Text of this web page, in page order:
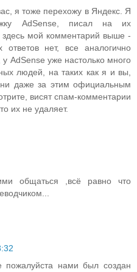
я тоже перехожу в Яндекс. Я
AdSense, писал на их
мой комментарий выше -
ответов нет, все аналогично
AdSense уже настолько много
людей, на таких как я и вы,
даже за этим официальным
висят спам-комментарии
их не удаляет.
общаться ,всё равно что
пожалуйста нами был создан